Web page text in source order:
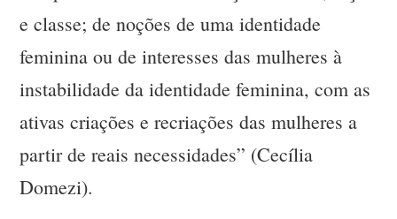
e classe; de noções de uma identidade
feminina ou de interesses das mulheres à
instabilidade da identidade feminina, com as
ativas criações e recriações das mulheres a
partir de reais necessidades” (Cecília
Domezi).